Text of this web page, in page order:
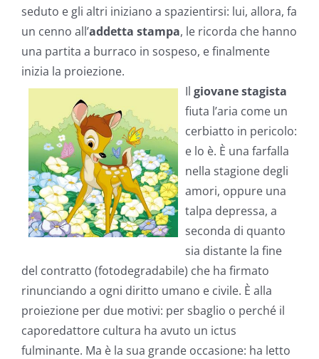
seduto e gli altri iniziano a spazientirsi: lui, allora, fa
un cenno all’addetta stampa, le ricorda che hanno
una partita a burraco in sospeso, e finalmente
inizia la proiezione.
Il giovane stagista
fiuta l’aria come un
cerbiatto in pericolo:
e lo è. È una farfalla
nella stagione degli
amori, oppure una
talpa depressa, a
seconda di quanto
sia distante la fine
del contratto (fotodegradabile) che ha firmato
rinunciando a ogni diritto umano e civile. È alla
proiezione per due motivi: per sbaglio o perché il
caporedattore cultura ha avuto un ictus
fulminante. Ma è la sua grande occasione: ha letto